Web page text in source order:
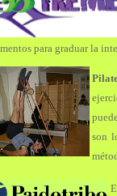
para graduar la
son